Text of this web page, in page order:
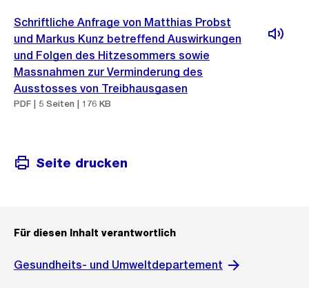
Schriftliche Anfrage von Matthias Probst
und Markus Kunz betreffend Auswirkungen
und Folgen des Hitzesommers sowie
Massnahmen zur Verminderung des
Ausstosses von Treibhausgasen
PDF | 5 Seiten | 176 KB
Seite drucken
Für diesen Inhalt verantwortlich
Gesundheits- und Umweltdepartement